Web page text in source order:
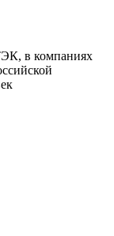
в компаниях